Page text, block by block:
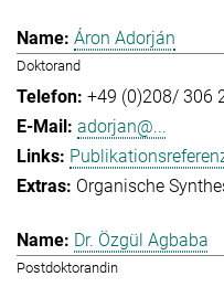
Áron Adorján
Doktorand
+49 (0)208/ 306
adorjan@...
Organische
Dr. Özgül Agbaba
Postdoktorandin